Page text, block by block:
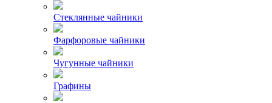
Стеклянные чайники
Фарфоровые чайники
Чугунные чайники
Графины